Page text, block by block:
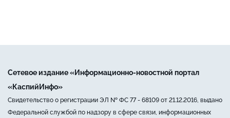
Сетевое издание «Информационно-новостной портал
«КаспийИнфо»
Свидетельство о регистрации ЭЛ № ФС 77 - 68109 от 21.12.2016, выдано
Федеральной службой по надзору в сфере связи, информационных